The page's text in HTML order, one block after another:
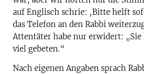
auf Englisch schrie: ‚Bitte helft
das Telefon an den Rabbi
Attentäter habe nur erwidert: „Sie
viel gebeten.“
Nach eigenen Angaben sprach